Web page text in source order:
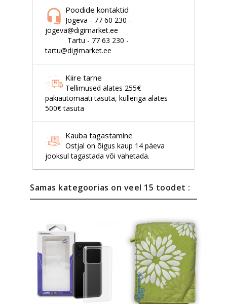
Poodide kontaktid
Jõgeva - 77 60 230 -
jogeva@digimarket.ee
Tartu - 77 63 230 -
tartu@digimarket.ee
Kiire tarne
Tellimused alates 255€
pakiautomaati tasuta, kulleriga alates
500€ tasuta
Kauba tagastamine
Ostjal on õigus kaup 14 päeva
jooksul tagastada või vahetada.
Samas kategoorias on veel 15 toodet :